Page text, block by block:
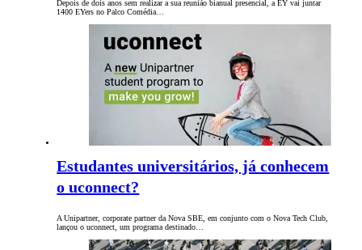
Depois de dois anos sem realizar a sua reunião bianual presencial, a EY vai juntar
1400 EYers no Palco Comédia…
Estudantes universitários, já conhecem
o uconnect?
A Unipartner, corporate partner da Nova SBE, em conjunto com o Nova Tech Club,
lançou o uconnect, um programa destinado…